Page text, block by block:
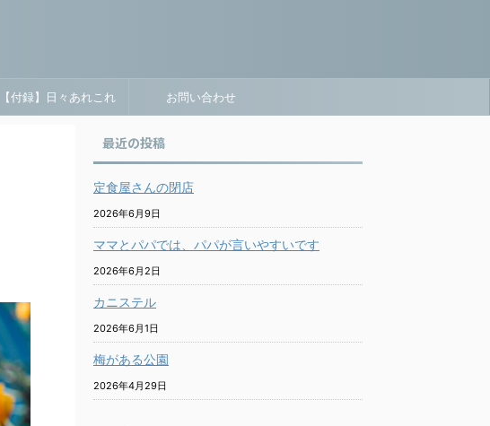
【付録】日々あれこれ お問い合わせ
最近の投稿
定食屋さんの閉店
2026年6月9日
ママとパパでは、パパが言いやすいです
2026年6月2日
カニステル
2026年6月1日
梅がある公園
2026年4月29日